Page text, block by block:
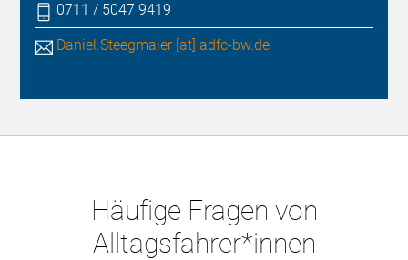
0711 / 5047 9419
Daniel.Steegmaier [at] adfc-bw.de
Häufige Fragen von
Alltagsfahrer*innen